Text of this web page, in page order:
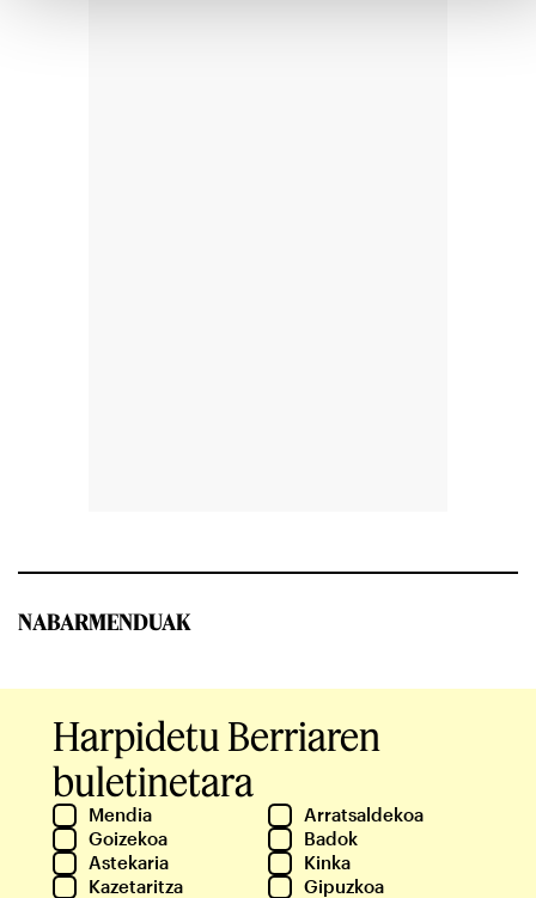
NABARMENDUAK
Harpidetu Berriaren
buletinetara
Mendia
Arratsaldekoa
Goizekoa
Badok
Astekaria
Kinka
Kazetaritza
Gipuzkoa